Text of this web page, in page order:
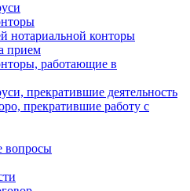
нотариальной конторы
прием
работающие в
прекратившие деятельность
прекратившие работу с
вопросы